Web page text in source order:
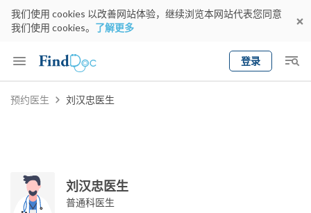
我们使用 cookies 以改善网站体验，继续浏览本网站代表您同意
我们使用 cookies。 了解更多
登录
Keyword
预约医生 刘汉忠医生
刘汉忠医生
普通科医生